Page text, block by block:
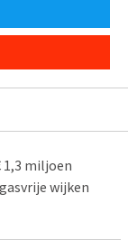
miljoen
wijken